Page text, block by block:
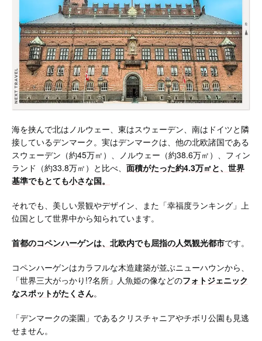
海を挟んで北はノルウェー、東はスウェーデン、南はドイツと隣
接しているデンマーク。実はデンマークは、他の北欧諸国である
スウェーデン（約45万㎡）、ノルウェー（約38.6万㎡）、フィン
ランド（約33.8万㎡）と比べ、 面積がたった約4.3万㎡と、世界
基準でもとても小さな国。
それでも、美しい景観やデザイン、また「幸福度ランキング」上
位国として世界中から知られています。
首都のコペンハーゲンは、北欧内でも屈指の人気観光都市です。
コペンハーゲンはカラフルな木造建築が並ぶニューハウンから、
「世界三大がっかり!?名所」人魚姫の像などのフォトジェニック
なスポットがたくさん。
「デンマークの楽園」であるクリスチャニアやチボリ公園も見逃
せません。